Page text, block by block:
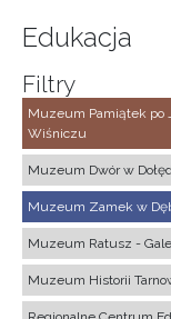
Edukacja
Filtry
Muzeum Pamiątek po
Wiśniczu
Muzeum Dwór w
Muzeum Zamek w
Muzeum Ratusz -
Muzeum Historii